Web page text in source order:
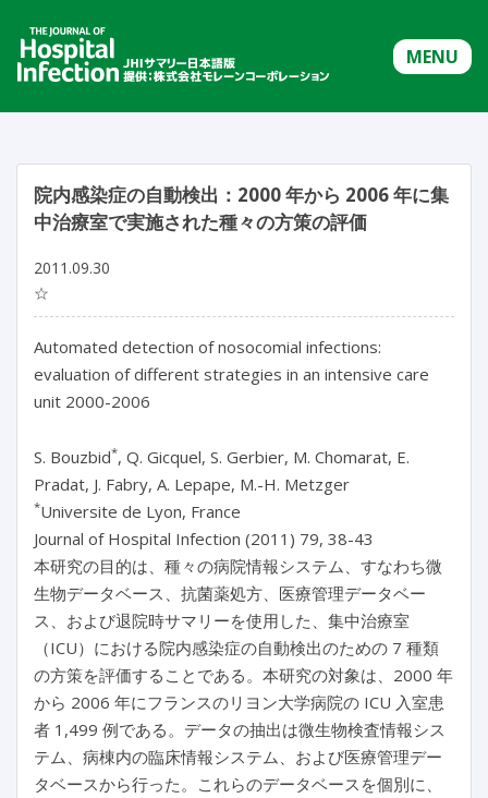
MENU
院内感染症の自動検出：2000 年から 2006 年に集
中治療室で実施された種々の方策の評価
2011.09.30
☆
Automated detection of nosocomial infections:
evaluation of different strategies in an intensive care
unit 2000-2006
S. Bouzbid*, Q. Gicquel, S. Gerbier, M. Chomarat, E.
Pradat, J. Fabry, A. Lepape, M.-H. Metzger
*Universite de Lyon, France
Journal of Hospital Infection (2011) 79, 38-43
本研究の目的は、種々の病院情報システム、すなわち微
生物データベース、抗菌薬処方、医療管理データベー
ス、および退院時サマリーを使用した、集中治療室
（ICU）における院内感染症の自動検出のための 7 種類
の方策を評価することである。本研究の対象は、2000 年
から 2006 年にフランスのリヨン大学病院の ICU 入室患
者 1,499 例である。データの抽出は微生物検査情報シス
テム、病棟内の臨床情報システム、および医療管理デー
タベースから行った。これらのデータベースを個別に、